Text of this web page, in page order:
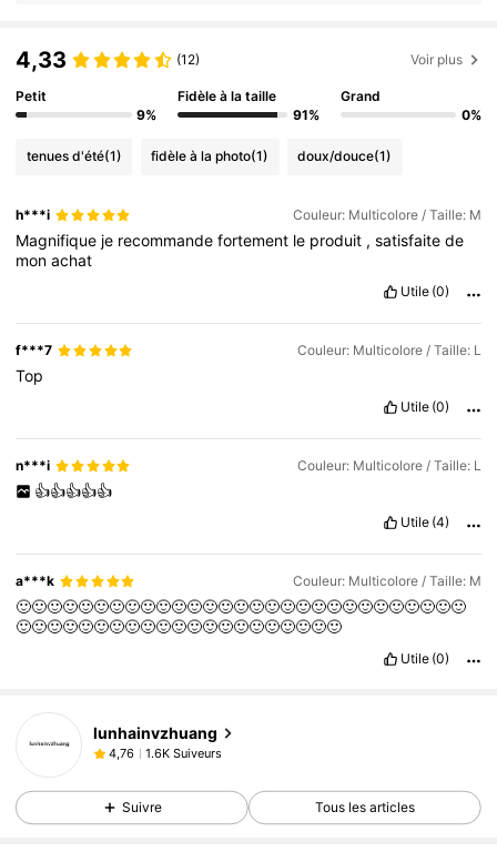
4,33 (12) Voir plus
Petit
9%
Fidèle à la taille
91%
Grand
0%
tenues d'été(1) fidèle à la photo(1) doux/douce(1)
h***i Couleur: Multicolore / Taille: M
Magnifique je recommandefortement le produit ,satisfaitede
monachat
Utile (0)
f***7 Couleur: Multicolore / Taille: L
Top
Utile (0)
n***i Couleur: Multicolore / Taille: L
👍👍👍👍👍
Utile (4)
a***k Couleur: Multicolore / Taille: M
🙂🙂🙂🙂🙂🙂🙂🙂🙂🙂🙂🙂🙂🙂🙂🙂🙂🙂🙂🙂🙂🙂🙂🙂🙂🙂🙂🙂🙂
🙂🙂🙂🙂🙂🙂🙂🙂🙂🙂🙂🙂🙂🙂🙂🙂🙂🙂🙂🙂🙂
Utile (0)
lunhainvzhuang
4,76 1.6K Suiveurs
Suivre Tous les articles